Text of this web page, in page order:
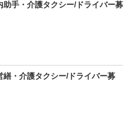
助手・介護タクシー/ドライバー募
繕・介護タクシー/ドライバー募